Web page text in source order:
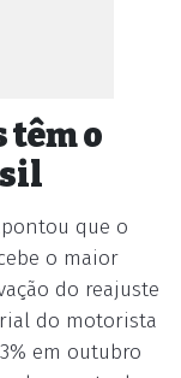
têm o
que o
o maior
do reajuste
do motorista
em outubro